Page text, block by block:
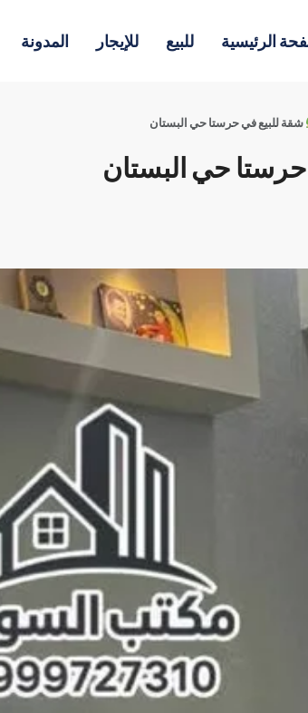
الرئيسية للبيع للإيجار المدونة
شقة للبيع في حرستا حي البستان
حي البستان